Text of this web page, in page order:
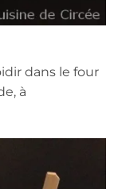
dans le four
à